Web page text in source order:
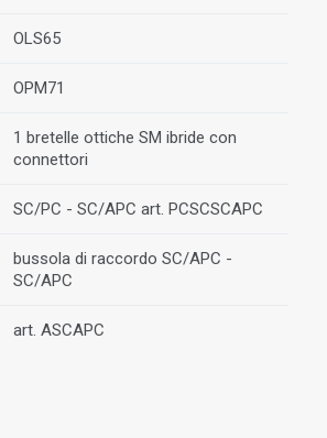
OLS65
OPM71
1 bretelle ottiche SM ibride con
connettori
SC/PC - SC/APC art. PCSCSCAPC
bussola di raccordo SC/APC -
SC/APC
art. ASCAPC